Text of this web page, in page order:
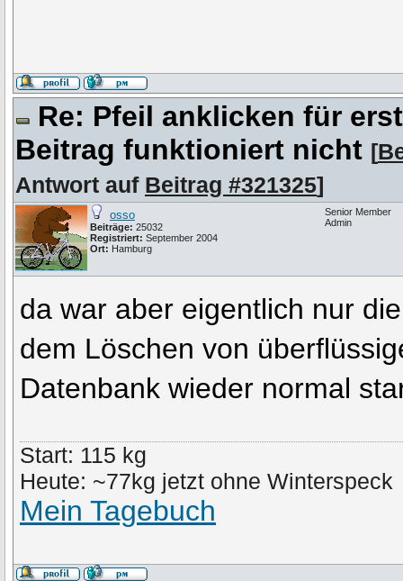
Re: Pfeil anklicken für
Beitrag funktioniert nicht [
Antwort auf Beitrag #321325]
osso
Beiträge: 25032
Registriert: September 2004
Ort: Hamburg
Senior Member
Admin
da war aber eigentlich nur
dem Löschen von
Datenbank wieder normal
Start: 115 kg
Heute: ~77kg jetzt ohne Winterspeck
Mein Tagebuch